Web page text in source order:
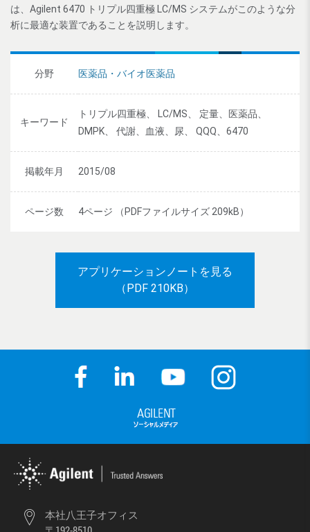
は、Agilent 6470 トリプル四重極 LC/MS システムがこのような分
析に最適な装置であることを説明します。
分野 医薬品・バイオ医薬品
キーワード
トリプル四重極、 LC/MS、 定量、医薬品、
DMPK、 代謝、血液、尿、 QQQ、6470
掲載年月 2015/08
ページ数 4ページ （PDFファイルサイズ 209kB）
アプリケーションノートを見る
（PDF 210KB）
本社八王子オフィス